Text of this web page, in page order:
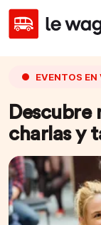
EVENTOS EN
Descubre
charlas y